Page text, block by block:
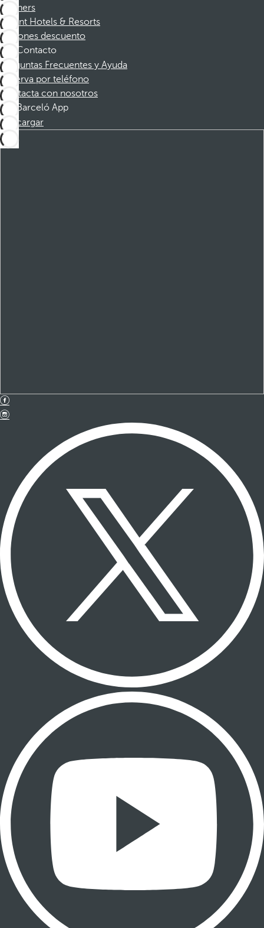
Partners
Dorint Hotels & Resorts
Cupones descuento
Contacto
Preguntas Frecuentes y Ayuda
Reserva por teléfono
Contacta con nosotros
Barceló App
Descargar